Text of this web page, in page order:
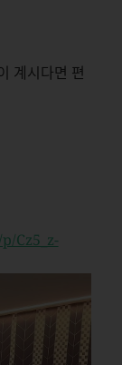
계시다면 편
Cz5_z-